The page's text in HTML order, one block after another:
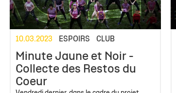
10.03.2023 ESPOIRS CLUB
Minute Jaune et Noir -
Collecte des Restos du
Coeur